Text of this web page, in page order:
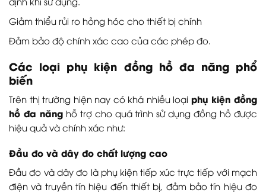
Giảm thiểu rủi ro hỏng hóc cho thiết bị chính
Đảm bảo độ chính xác cao của các phép đo.
Các loại phụ kiện đồng hồ đa năng phổ
biến
Trên thị trường hiện nay có khá nhiều loại phụ kiện đồng
hồ đa nănghỗ trợ cho quá trình sử dụng đồng hồ được
hiệu quả và chính xác như:
Đầu đo và dây đo chất lượng cao
Đầu đo và dây đo là phụ kiện tiếp xúc trực tiếp với mạch
điện và truyền tín hiệu đến thiết bị, đảm bảo tín hiệu đo